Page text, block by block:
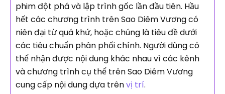
phim đột phá và lập trình gốc lần đầu tiên. Hầu
hết các chương trình trên Sao Diêm Vương có
niên đại từ quá khứ, hoặc chúng là tiêu đề dưới
các tiêu chuẩn phân phối chính. Người dùng có
thể nhận được nội dung khác nhau vì các kênh
và chương trình cụ thể trên Sao Diêm Vương
cung cấp nội dung dựa trênvị trí.